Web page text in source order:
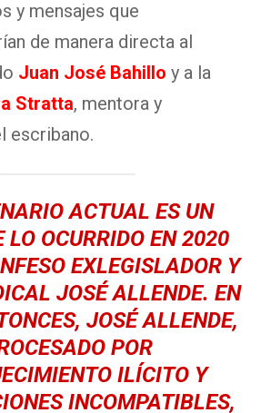
y mensajes que
de manera directa al
Juan José Bahillo y a la
Stratta, mentora y
escribano.
ACTUAL ES UN
LO OCURRIDO EN2020
EXLEGISLADOR Y
JOSÉ ALLENDE. EN
JOSÉ ALLENDE,
POR
ILÍCITO Y
INCOMPATIBLES,